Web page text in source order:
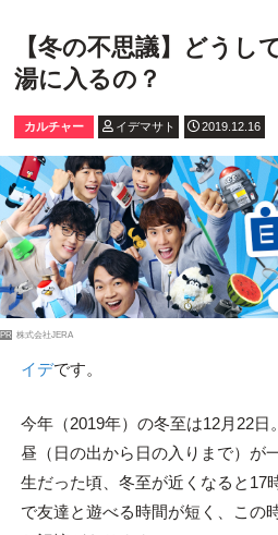
【冬の不思議】どうし
湯に入るの？
カルチャー イデマサト 2019.12.16
PR 株式会社JERA
イデです。
今年（2019年）の冬至は12月22
昼（日の出から日の入りまで）が
生だった頃、冬至が近くなると17
で友達と遊べる時間が短く、この